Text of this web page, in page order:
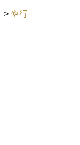
> や行